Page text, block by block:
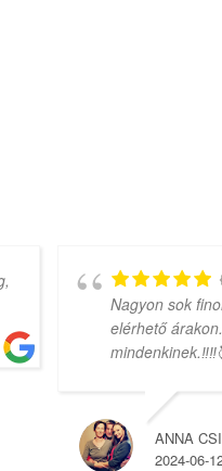
Nagyon sok
elérhető
ANNA
2024-06-12